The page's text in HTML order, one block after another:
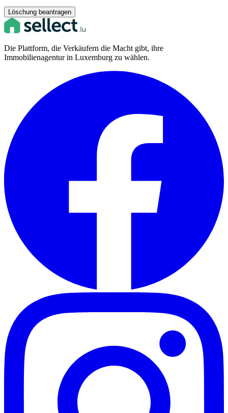
Löschung beantragen
Die Plattform, die Verkäufern die Macht gibt, ihre
Immobilienagentur in Luxemburg zu wählen.